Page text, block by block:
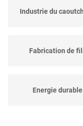
Industrie du
Fabrication de
Energie durable